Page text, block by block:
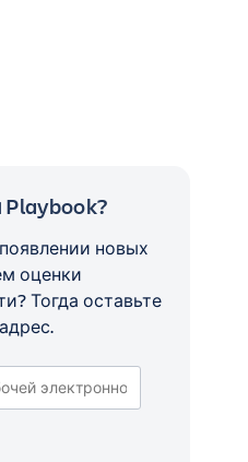
новых
оценки
Тогда оставьте